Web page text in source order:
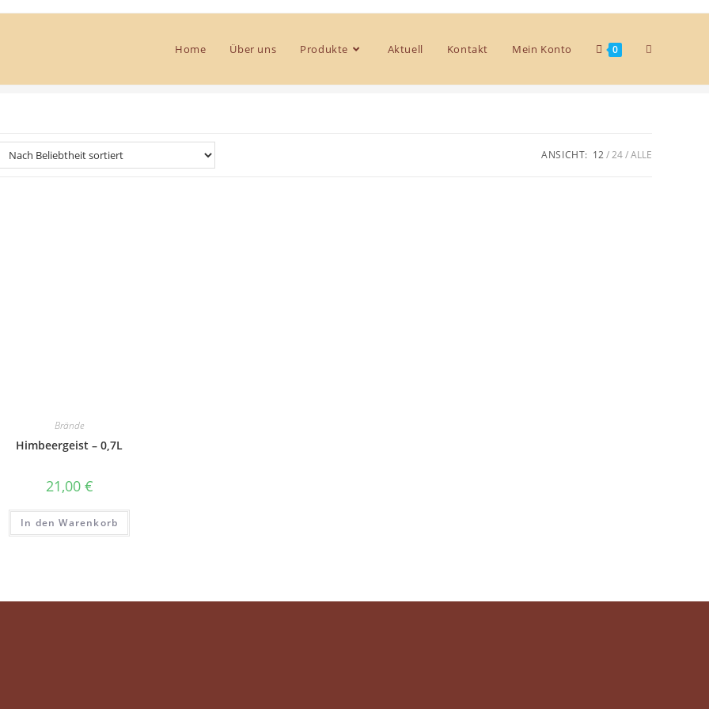
Home Über uns Produkte Aktuell Kontakt Mein Konto 0
> Produkte Himbeergeist
ANSICHT: 12 24 ALLE
Brände
Himbeergeist – 0,7L
21,00 €
In den Warenkorb